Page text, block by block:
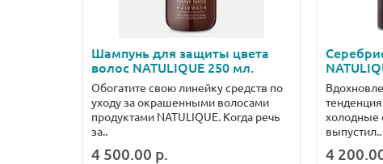
Шампунь для защиты цвета
волос NATULIQUE 250 мл.
Обогатите свою линейку средств по
уходу за окрашенными волосами
продуктами NATULIQUE. Когда речь
за..
4 500.00 р.
холодные
выпустил..
4